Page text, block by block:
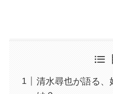
清水尋也が語る、